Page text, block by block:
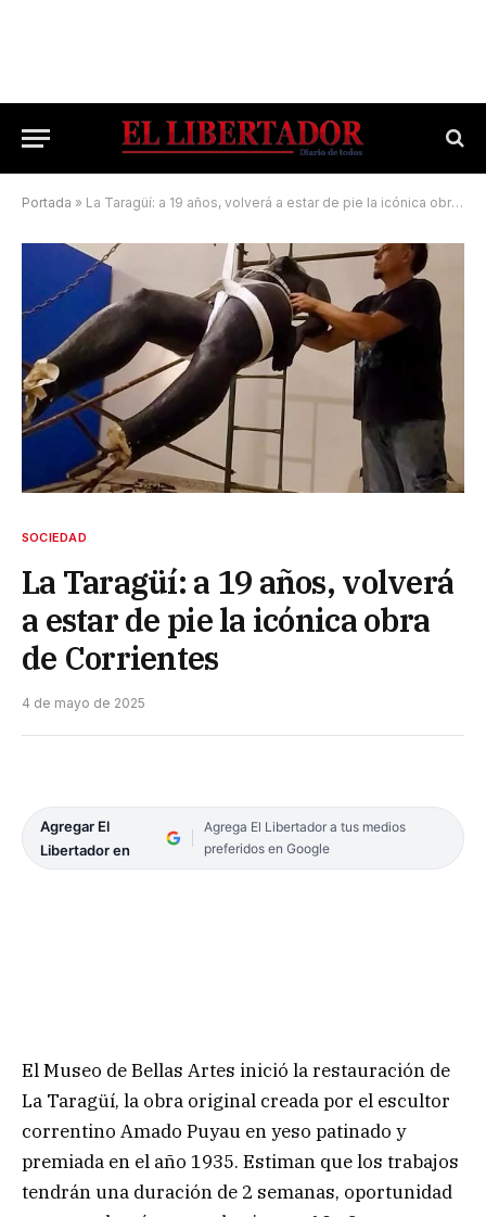
Portada » La Taragüí: a 19 años, volverá a estar de pie la icónica obra de Corrientes
SOCIEDAD
La Taragüí: a 19 años, volverá
a estar de pie la icónica obra
de Corrientes
4 de mayo de 2025
Agregar El
Libertador en
Agrega El Libertador a tus medios
preferidos en Google
El Museo de Bellas Artes inició la restauración de
La Taragüí, la obra original creada por el escultor
correntino Amado Puyau en yeso patinado y
premiada en el año 1935. Estiman que los trabajos
tendrán una duración de 2 semanas, oportunidad